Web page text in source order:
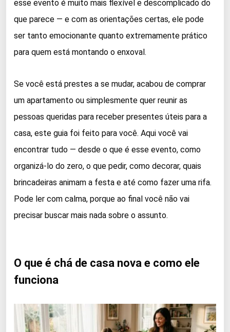
esse evento é muito mais flexível e descomplicado do
que parece — e com as orientações certas, ele pode
ser tanto emocionante quanto extremamente prático
para quem está montando o enxoval.
Se você está prestes a se mudar, acabou de comprar
um apartamento ou simplesmente quer reunir as
pessoas queridas para receber presentes úteis para a
casa, este guia foi feito para você. Aqui você vai
encontrar tudo — desde o que é esse evento, como
organizá-lo do zero, o que pedir, como decorar, quais
brincadeiras animam a festa e até como fazer uma rifa.
Pode ler com calma, porque ao final você não vai
precisar buscar mais nada sobre o assunto.
O que é chá de casa nova e como ele
funciona